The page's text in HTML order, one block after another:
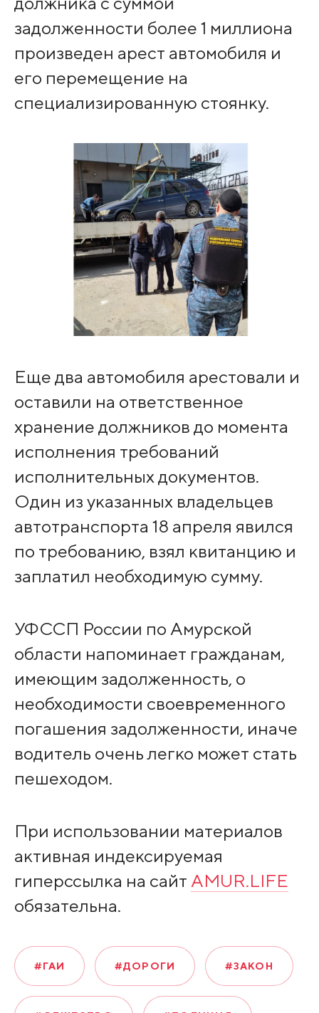
задолженности более 1 миллиона
произведен арест автомобиля и
его перемещение на
специализированную стоянку.
Еще два автомобиля арестовали и
оставили на ответственное
хранение должников до момента
исполнения требований
исполнительных документов.
Один из указанных владельцев
автотранспорта 18 апреля явился
по требованию, взял квитанцию и
заплатил необходимую сумму.
УФССП России по Амурской
области напоминает гражданам,
имеющим задолженность, о
необходимости своевременного
погашения задолженности, иначе
водитель очень легко может стать
пешеходом.
При использовании материалов
активная индексируемая
гиперссылка на сайт AMUR.LIFE
обязательна.
#ГАИ #ДОРОГИ #ЗАКОН